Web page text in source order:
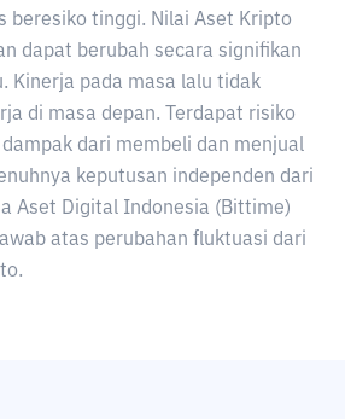
beresiko tinggi. Nilai Aset Kripto
dapat berubah secara signifikan
Kinerja pada masa lalu tidak
di masa depan. Terdapat risiko
dari membeli dan menjual
keputusan independen dari
Aset Digital Indonesia (Bittime)
atas perubahan fluktuasi dari